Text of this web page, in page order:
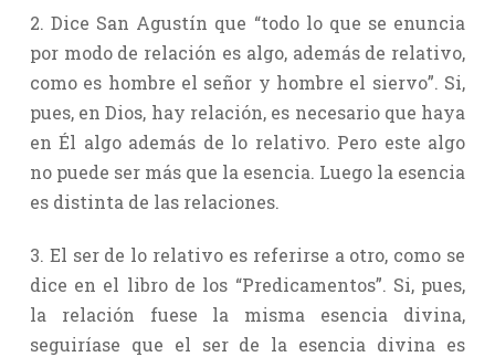
2. Dice San Agustín que “todo lo que se enuncia
por modo de relación es algo, además de relativo,
como es hombre el señor y hombre el siervo”. Si,
pues, en Dios, hay relación, es necesario que haya
en Él algo además de lo relativo. Pero este algo
no puede ser más que la esencia. Luego la esencia
es distinta de las relaciones.
3. El ser de lo relativo es referirse a otro, como se
dice en el libro de los “Predicamentos”. Si, pues,
la relación fuese la misma esencia divina,
seguiríase que el ser de la esencia divina es